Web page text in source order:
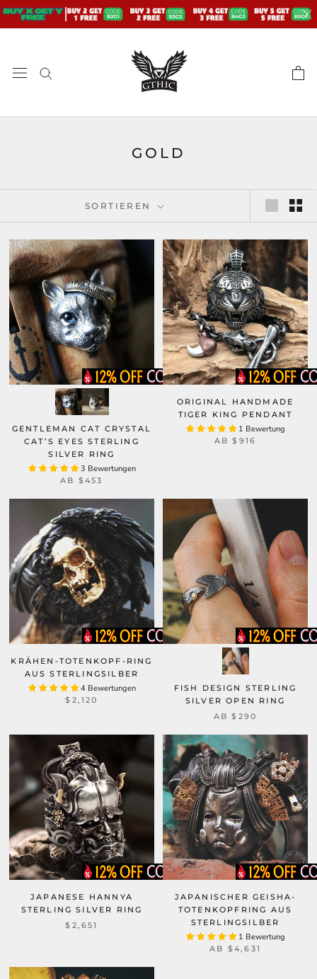
Zum
Inhalt
GOLD
SORTIEREN
GENTLEMAN CAT CRYSTAL
CAT’S EYES STERLING
SILVER RING
3 Bewertungen
AB $453
ORIGINAL HANDMADE
TIGER KING PENDANT
1 Bewertung
AB$916
KRÄHEN-TOTENKOPF-RING
AUS STERLINGSILBER
4 Bewertungen
$2,120
FISH DESIGN STERLING
SILVER OPEN RING
AB$290
JAPANESE HANNYA
STERLING SILVER RING
$2,651
JAPANISCHER GEISHA-
TOTENKOPFRING AUS
STERLINGSILBER
1 Bewertung
AB $4,631